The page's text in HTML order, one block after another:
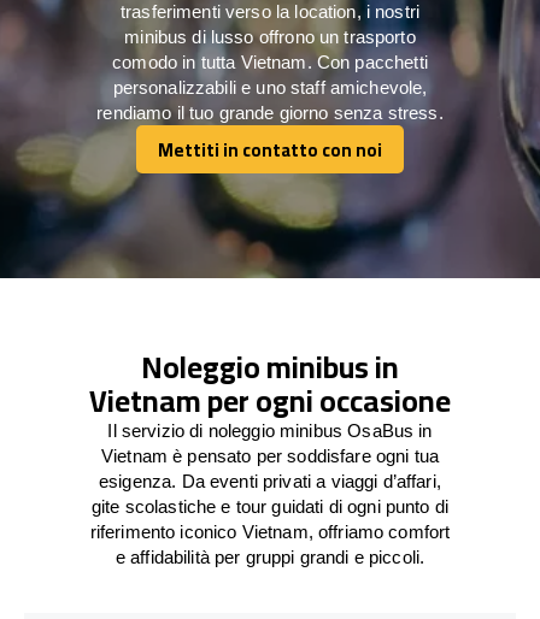
trasferimenti verso la location, i nostri
minibus di lusso offrono un trasporto
comodo in tutta Vietnam. Con pacchetti
personalizzabili e uno staff amichevole,
rendiamo il tuo grande giorno senza stress.
Mettiti in contatto con noi
Mettiti in contatto con noi
Noleggio minibus in
Vietnam per ogni occasione
Il servizio di noleggio minibus OsaBus in
Vietnam è pensato per soddisfare ogni tua
esigenza. Da eventi privati a viaggi d’affari,
gite scolastiche e tour guidati di ogni punto di
riferimento iconico Vietnam, offriamo comfort
e affidabilità per gruppi grandi e piccoli.